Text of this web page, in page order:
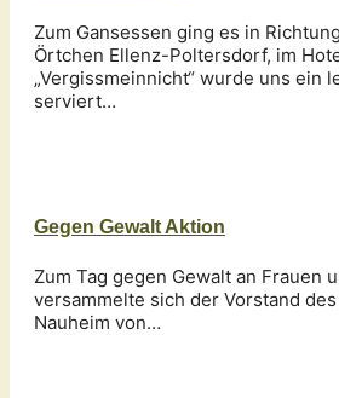
Zum Gansessen ging es in
Örtchen Ellenz-Poltersdorf, im
„Vergissmeinnicht“ wurde uns ein
serviert…
Gegen Gewalt Aktion
Zum Tag gegen Gewalt an Frauen
versammelte sich der Vorstand
Nauheim von…